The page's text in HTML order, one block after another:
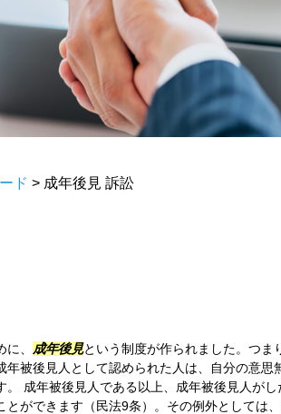
ド > 成年後見 訴訟
、 成年後見という制度が作られました。つま
年被後見人として認められた人は、自分の意思
。 成年被後見人である以上、成年被後見人がし
とができます（民法9条）。その例外としては